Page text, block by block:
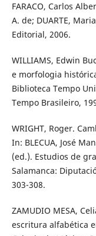
FARACO, Carlos
A. de; DUARTE,
Editorial, 2006.
WILLIAMS, Edwin
e morfologia
Biblioteca Tempo
Tempo Brasileiro,
WRIGHT, Roger.
In: BLECUA, José
(ed.). Estudios de
Salamanca:
303-308.
ZAMUDIO MESA,
escritura alfabética